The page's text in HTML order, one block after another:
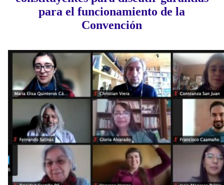
para el funcionamiento de la
Convención